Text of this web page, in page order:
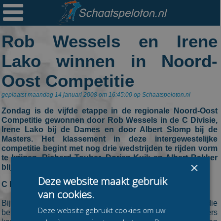

Rob Wessels en Irene
Lako winnen in Noord-
Oost Competitie
geplaatst maandag 14 januari 2008 om 16:45:00 op Schaatspeloton.nl
Zondag is de vijfde etappe in de regionale Noord-Oost
Competitie gewonnen door Rob Wessels in de C Divisie,
Irene Lako bij de Dames en door Albert Slomp bij de
Masters. Het klassement in deze intergewestelijke
competitie begint met nog drie wedstrijden te rijden vorm
te krijgen. Richard Touber, Dorien Kuik en Albert Bakker
blijven aan de leiding van het klassement staan.
C Divisie
Bij de heren in de C Divisie waren het de aanvallers die
beloond werden met een ronde voorsprong. Vijf rijders
×
Deze website maakt gebruik
van cookies.
Deze website gebruikt cookies om uw